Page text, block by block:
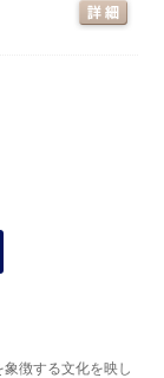
徴する文化を映し